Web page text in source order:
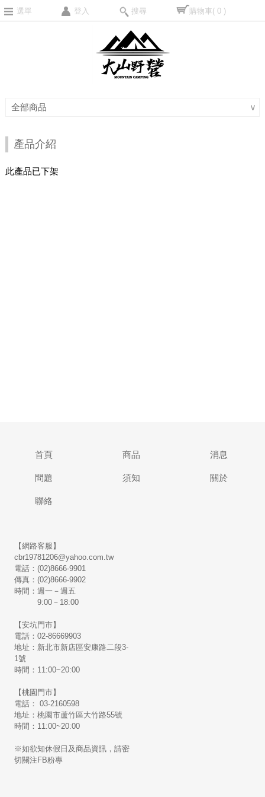
選單 登入 搜尋 購物車( 0 )
全部商品 ∨
產品介紹
此產品已下架
首頁 商品 消息
問題 須知 關於
聯絡
【網路客服】
cbr19781206@yahoo.com.tw
電話：(02)8666-9901
傳真：(02)8666-9902
時間：週一－週五
9:00－18:00
【安坑門市】
電話：02-86669903
地址：新北市新店區安康路二段3-
1號
時間：11:00~20:00
【桃園門市】
電話： 03-2160598
地址：桃園市蘆竹區大竹路55號
時間：11:00~20:00
※如欲知休假日及商品資訊，請密
切關注FB粉專